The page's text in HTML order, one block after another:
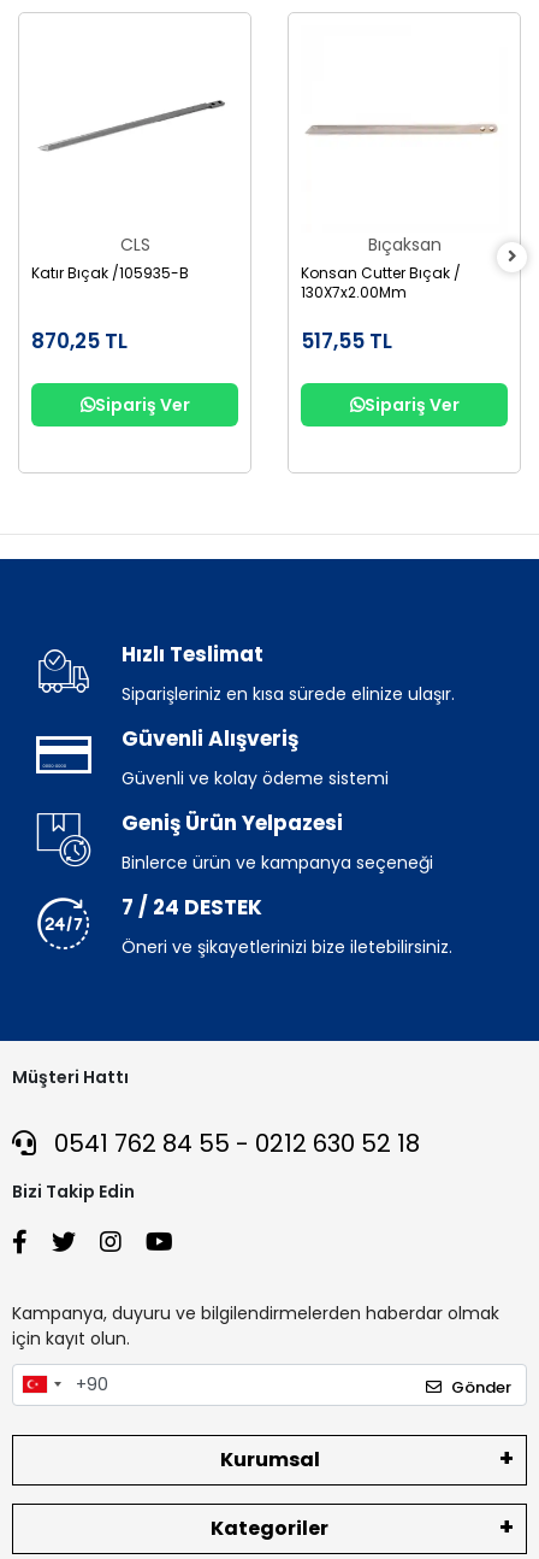
CLS
Katır Bıçak /105935-B
870,25 TL
Sipariş Ver
Bıçaksan
Konsan Cutter Bıçak /
130X7x2.00Mm
517,55 TL
Sipariş Ver
Hızlı Teslimat
Siparişleriniz en kısa sürede elinize ulaşır.
Güvenli Alışveriş
Güvenli ve kolay ödeme sistemi
Geniş Ürün Yelpazesi
Binlerce ürün ve kampanya seçeneği
7 / 24 DESTEK
Öneri ve şikayetlerinizi bize iletebilirsiniz.
Müşteri Hattı
0541 762 84 55 - 0212 630 52 18
Bizi Takip Edin
Kampanya, duyuru ve bilgilendirmelerden haberdar olmak
için kayıt olun.
Gönder
Kurumsal
Kategoriler